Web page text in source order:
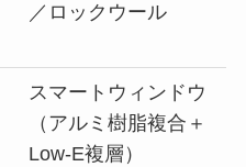
／ロックウール
スマートウィンドウ
（アルミ樹脂複合＋
Low-E複層）